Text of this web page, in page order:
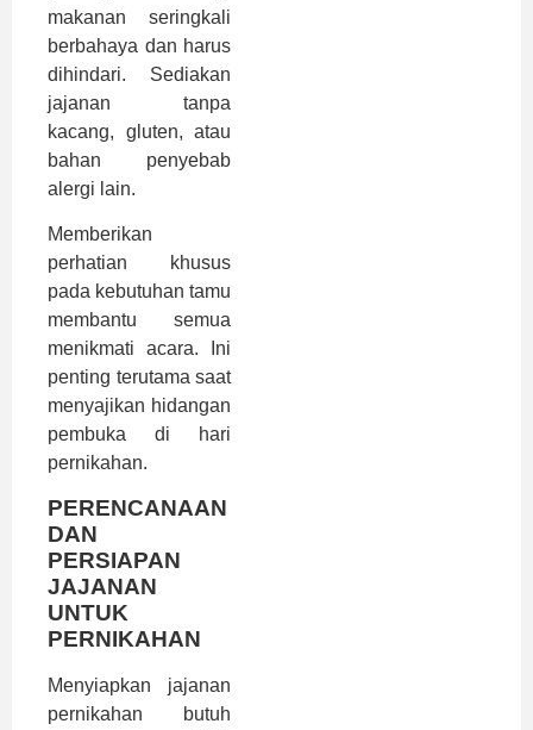
makanan seringkali
berbahaya dan harus
dihindari. Sediakan
jajanan tanpa
kacang, gluten, atau
bahan penyebab
alergi lain.
Memberikan
perhatian khusus
pada kebutuhan tamu
membantu semua
menikmati acara. Ini
penting terutama saat
menyajikan hidangan
pembuka di hari
pernikahan.
PERENCANAAN
DAN
PERSIAPAN
JAJANAN
UNTUK
PERNIKAHAN
Menyiapkan jajanan
pernikahan butuh